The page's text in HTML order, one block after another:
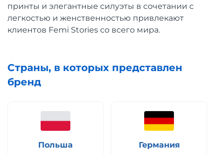
принты и элегантные силуэты в сочетании с
легкостью и женственностью привлекают
клиентов Femi Stories со всего мира.
Страны, в которых представлен
бренд
Польша Германия